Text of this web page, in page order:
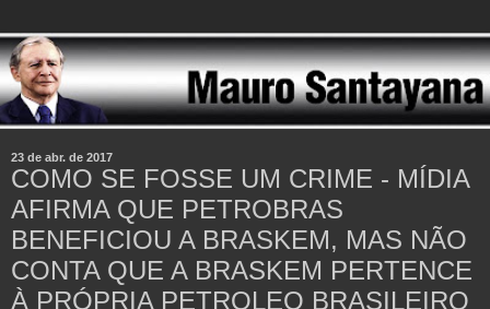
23 de abr. de 2017
COMO SE FOSSE UM CRIME - MÍDIA
AFIRMA QUE PETROBRAS
BENEFICIOU A BRASKEM, MAS NÃO
CONTA QUE A BRASKEM PERTENCE
À PRÓPRIA PETROLEO BRASILEIRO